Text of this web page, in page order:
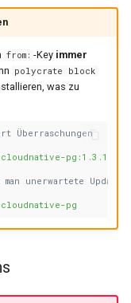
from: -Key immer
polycrate block
was zu
Überraschungen
pg:1.3.1
unerwartete Updates
pg